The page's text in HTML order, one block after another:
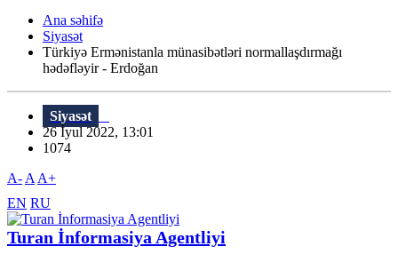
Ana səhifə
Siyasət
Türkiyə Ermənistanla münasibətləri normallaşdırmağı
hədəfləyir - Erdoğan
Siyasət
26 İyul 2022, 13:01
1074
A- A A+
EN RU
Turan İnformasiya Agentliyi